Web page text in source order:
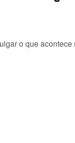
o que